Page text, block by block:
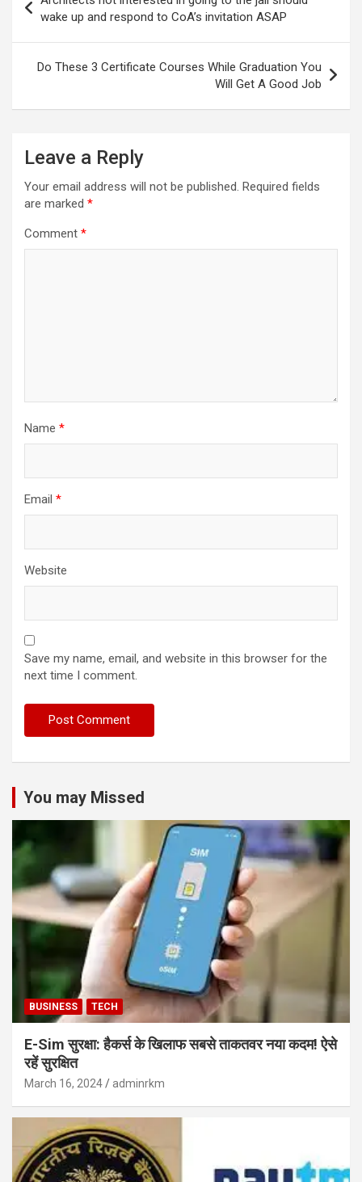
navigation
wake up and respond to CoA’s invitation ASAP
Do These 3 Certificate Courses While Graduation You
Will Get A Good Job
Leave a Reply
Your email address will not be published. Required fields
are marked *
Comment *
Name *
Email *
Website
Save my name, email, and website in this browser for the
next time I comment.
You may Missed
BUSINESS TECH
E-Sim सुरक्षा: हैकर्स के खिलाफ सबसे ताकतवर नया कदम! ऐसे
रहें सुरक्षित
March 16, 2024 adminrkm